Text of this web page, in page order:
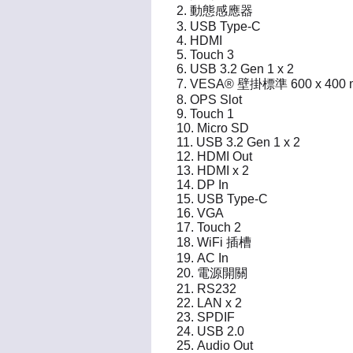
動態感應器
USB Type-C
HDMI
Touch 3
USB 3.2 Gen 1 x 2
VESA® 壁掛標準 600 x 400
OPS Slot
Touch 1
Micro SD
USB 3.2 Gen 1 x 2
HDMI Out
HDMI x 2
DP In
USB Type-C
VGA
Touch 2
WiFi 插槽
AC In
電源開關
RS232
LAN x 2
SPDIF
USB 2.0
Audio Out